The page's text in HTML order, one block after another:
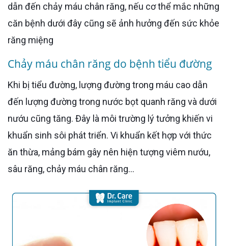
dẫn đến chảy máu chân răng, nếu cơ thể mắc những
căn bệnh dưới đây cũng sẽ ảnh hưởng đến sức khỏe
răng miệng
Chảy máu chân răng do bệnh tiểu đường
Khi bị tiểu đường, lượng đường trong máu cao dẫn
đến lượng đường trong nước bọt quanh răng và dưới
nướu cũng tăng. Đây là môi trường lý tưởng khiến vi
khuẩn sinh sôi phát triển. Vi khuẩn kết hợp với thức
ăn thừa, mảng bám gây nên hiện tượng viêm nướu,
sâu răng, chảy máu chân răng…